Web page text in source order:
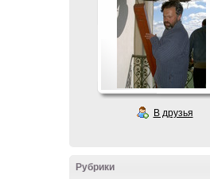
В друзья
Рубрики